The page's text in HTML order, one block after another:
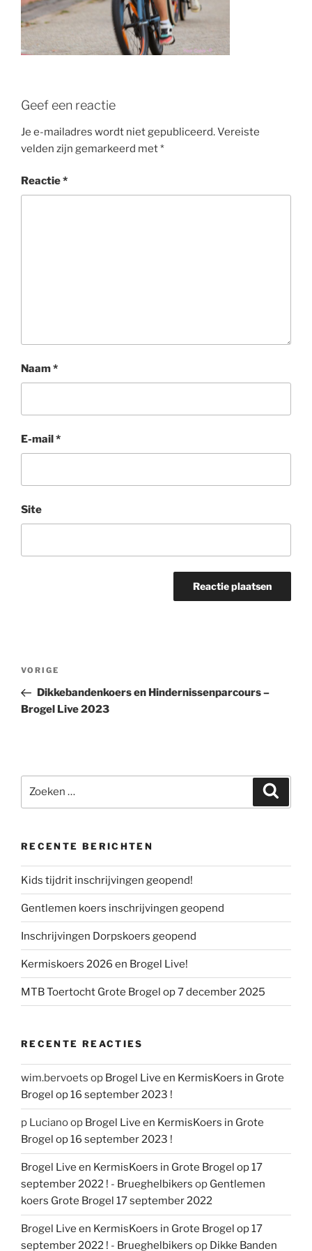
Geef een reactie
Je e-mailadres wordt niet gepubliceerd.Vereiste
velden zijn gemarkeerd met*
Reactie*
Naam*
E-mail*
Site
Bericht
Vorig
bericht
VORIGE
Dikkebandenkoers en Hindernissenparcours –
Brogel Live 2023
naar:
RECENTE BERICHTEN
Kids tijdrit inschrijvingen geopend!
Gentlemen koers inschrijvingen geopend
Inschrijvingen Dorpskoers geopend
Kermiskoers 2026 en Brogel Live!
MTB Toertocht Grote Brogel op 7 december 2025
RECENTE REACTIES
wim.bervoets op Brogel Live en KermisKoers in Grote
Brogel op 16 september 2023 !
p Lucianoop Brogel Live en KermisKoers in Grote
Brogel op 16 september 2023 !
Brogel Live en KermisKoers in Grote Brogel op 17
september 2022 ! - Brueghelbikers op Gentlemen
koers Grote Brogel 17 september 2022
Brogel Live en KermisKoers in Grote Brogel op 17
september 2022 ! - Brueghelbikers op Dikke Banden